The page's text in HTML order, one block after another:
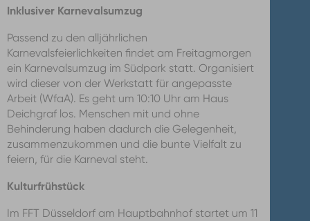
Inklusiver Karnevalsumzug
Passend zu den alljährlichen
Karnevalsfeierlichkeiten findet am Freitagmorgen
ein Karnevalsumzug im Südpark statt. Organisiert
wird dieser von der Werkstatt für angepasste
Arbeit (WfaA). Es geht um 10:10 Uhr am Haus
Deichgraf los. Menschen mit und ohne
Behinderung haben dadurch die Gelegenheit,
zusammenzukommen und die bunte Vielfalt zu
feiern, für die Karneval steht.
Kulturfrühstück
Im FFT Düsseldorf am Hauptbahnhof startet um 11